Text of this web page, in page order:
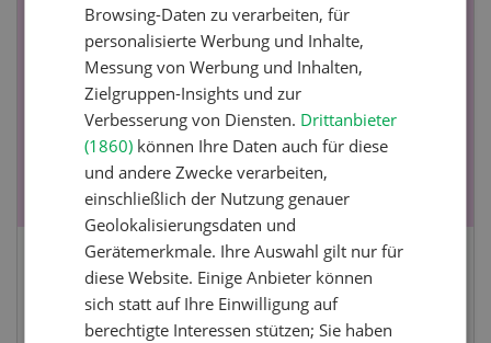
NOV
-
JAN
28
Fachkurs Aquakultur
Sind Sie in der Fischzucht tätig oder
Browsing-Daten zu verarbeiten, für
personalisierte Werbung und Inhalte,
Messung von Werbung und Inhalten,
Zielgruppen-Insights und zur
Verbesserung von Diensten. Drittanbieter
(1860) können Ihre Daten auch für diese
und andere Zwecke verarbeiten,
einschließlich der Nutzung genauer
Geolokalisierungsdaten und
Gerätemerkmale. Ihre Auswahl gilt nur für
diese Website. Einige Anbieter können
sich statt auf Ihre Einwilligung auf
berechtigte Interessen stützen; Sie haben